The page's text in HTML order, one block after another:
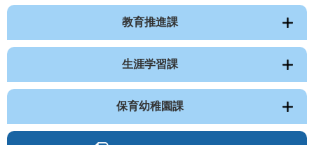
教育推進課
生涯学習課
保育幼稚園課